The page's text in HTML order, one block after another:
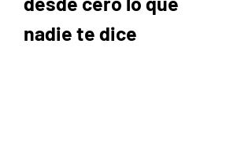
nadie te dice